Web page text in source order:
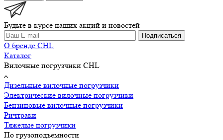
Будьте в курсе наших акций и новостей
Подписаться
О бренде CHL
Каталог
Вилочные погрузчики CHL
Дизельные вилочные погрузчики
Электрические вилочные погрузчики
Бензиновые вилочные погрузчики
Ричтраки
Тяжелые погрузчики
По грузоподъемности